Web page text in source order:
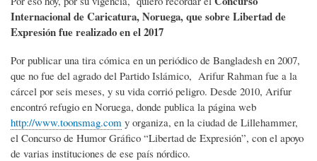
Internacional de Caricatura, Noruega, que sobre Libertad de
Expresión fue realizado en el 2017
Por publicar una tira cómica en un periódico de Bangladesh en 2007,
que no fue del agrado del Partido Islámico, Arifur Rahman fue a la
cárcel por seis meses, y su vida corrió peligro. Desde 2010, Arifur
encontró refugio en Noruega, donde publica la página web
http://www.toonsmag.com y organiza, en la ciudad de Lillehammer,
el Concurso de Humor Gráfico “Libertad de Expresión”, con el apoyo
de varias instituciones de ese país nórdico.